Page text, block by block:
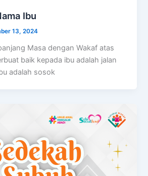
Ibu
13, 2024
Masa dengan Wakaf atas
baik kepada ibu adalah jalan
adalah sosok